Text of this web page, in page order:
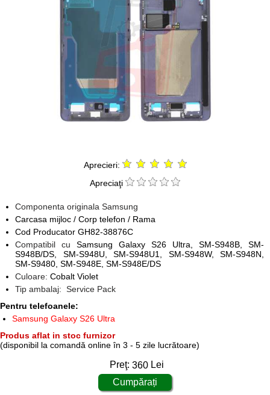
Aprecieri:
Apreciaţi
Componenta originala Samsung
Carcasa mijloc / Corp telefon / Rama
Cod Producator GH82-38876C
Compatibil cu Samsung Galaxy S26 Ultra, SM-S948B, SM-
S948B/DS, SM-S948U, SM-S948U1, SM-S948W, SM-S948N,
SM-S9480, SM-S948E, SM-S948E/DS
Culoare: Cobalt Violet
Tip ambalaj: Service Pack
Pentru telefoanele:
Samsung Galaxy S26 Ultra
Produs aflat in stoc furnizor
(disponibil la comandă online în 3 - 5 zile lucrătoare)
Preţ: 360Lei